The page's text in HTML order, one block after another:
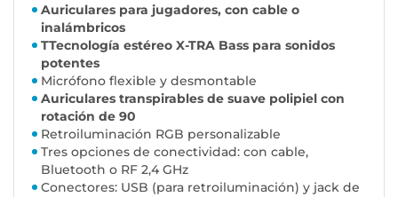
Auriculares para jugadores, con cable o
inalámbricos
TTecnología estéreo X-TRA Bass para sonidos
potentes
Micrófono flexible y desmontable
Auriculares transpirables de suave polipiel con
rotación de 90
Retroiluminación RGB personalizable
Tres opciones de conectividad: con cable,
Bluetooth o RF 2,4 GHz
Conectores: USB (para retroiluminación) y jack de